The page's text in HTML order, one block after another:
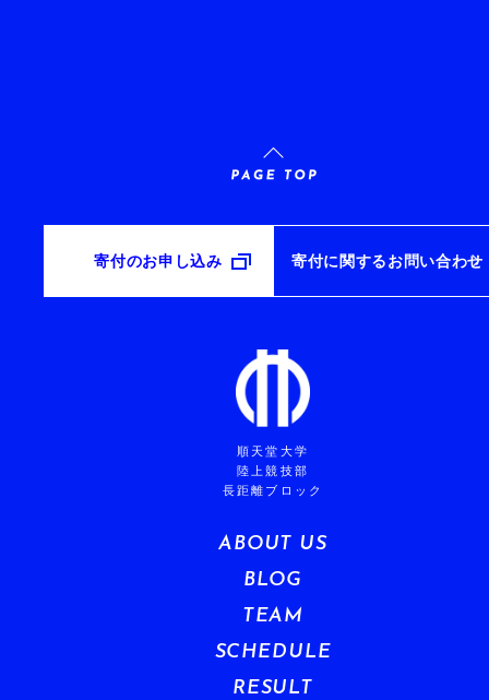
寄付のお申し込み 寄付に関するお問い合わせ
順天堂大学
陸上競技部
長距離ブロック
ABOUT US
BLOG
TEAM
SCHEDULE
RESULT